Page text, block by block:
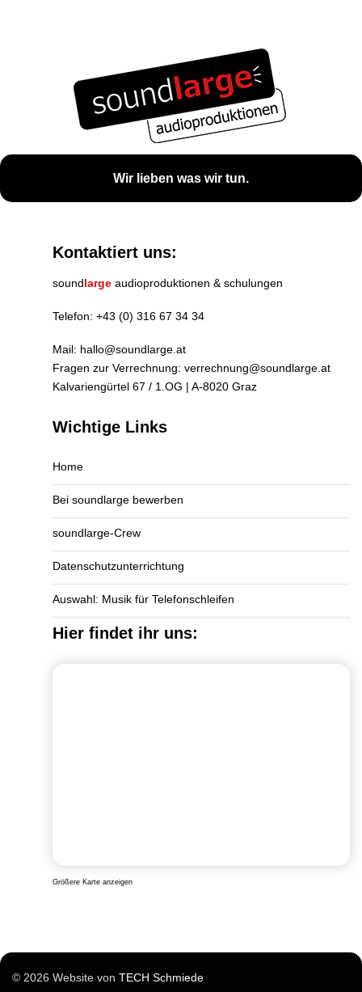
Wir lieben was wir tun.
Kontaktiert uns:
soundlarge audioproduktionen & schulungen
Telefon: +43 (0) 316 67 34 34
Mail: hallo@soundlarge.at
Fragen zur Verrechnung: verrechnung@soundlarge.at
Kalvariengürtel 67 / 1.OG | A-8020 Graz
Wichtige Links
Home
Bei soundlarge bewerben
soundlarge-Crew
Datenschutzunterrichtung
Auswahl: Musik für Telefonschleifen
Hier findet ihr uns:
Größere Karte anzeigen
© 2026 Website von TECH Schmiede